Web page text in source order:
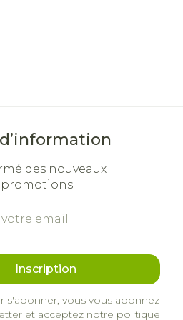
des nouveaux
Inscription
s'abonner, vous vous abonnez
et acceptez notre politique